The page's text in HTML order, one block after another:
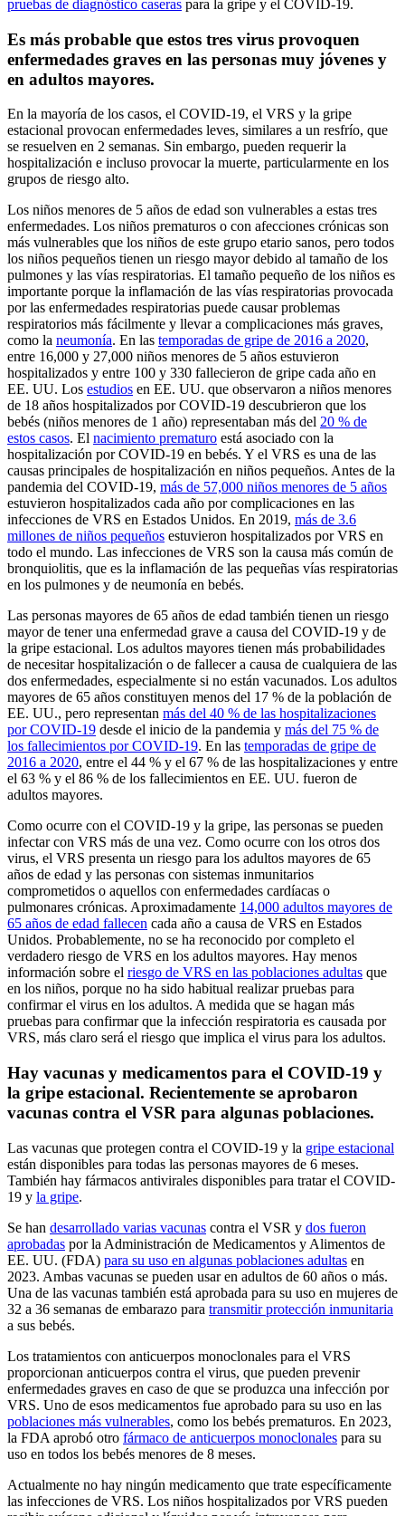
pruebas de diagnóstico caseras para la gripe y el COVID-19.
Es más probable que estos tres virus provoquen
enfermedades graves en las personas muy jóvenes y
en adultos mayores.
En la mayoría de los casos, el COVID-19, el VRS y la gripe
estacional provocan enfermedades leves, similares a un resfrío, que
se resuelven en 2 semanas. Sin embargo, pueden requerir la
hospitalización e incluso provocar la muerte, particularmente en los
grupos de riesgo alto.
Los niños menores de 5 años de edad son vulnerables a estas tres
enfermedades. Los niños prematuros o con afecciones crónicas son
más vulnerables que los niños de este grupo etario sanos, pero todos
los niños pequeños tienen un riesgo mayor debido al tamaño de los
pulmones y las vías respiratorias. El tamaño pequeño de los niños es
importante porque la inflamación de las vías respiratorias provocada
por las enfermedades respiratorias puede causar problemas
respiratorios más fácilmente y llevar a complicaciones más graves,
como la neumonía. En las temporadas de gripe de 2016 a 2020,
entre 16,000 y 27,000 niños menores de 5 años estuvieron
hospitalizados y entre 100 y 330 fallecieron de gripe cada año en
EE. UU. Los estudios en EE. UU. que observaron a niños menores
de 18 años hospitalizados por COVID-19 descubrieron que los
bebés (niños menores de 1 año) representaban más del 20 % de
estos casos. El nacimiento prematuro está asociado con la
hospitalización por COVID-19 en bebés. Y el VRS es una de las
causas principales de hospitalización en niños pequeños. Antes de la
pandemia del COVID-19, más de 57,000 niños menores de 5 años
estuvieron hospitalizados cada año por complicaciones en las
infecciones de VRS en Estados Unidos. En 2019, más de 3.6
millones de niños pequeños estuvieron hospitalizados por VRS en
todo el mundo. Las infecciones de VRS son la causa más común de
bronquiolitis, que es la inflamación de las pequeñas vías respiratorias
en los pulmones y de neumonía en bebés.
Las personas mayores de 65 años de edad también tienen un riesgo
mayor de tener una enfermedad grave a causa del COVID-19 y de
la gripe estacional. Los adultos mayores tienen más probabilidades
de necesitar hospitalización o de fallecer a causa de cualquiera de las
dos enfermedades, especialmente si no están vacunados. Los adultos
mayores de 65 años constituyen menos del 17 % de la población de
EE. UU., pero representan más del 40 % de las hospitalizaciones
por COVID-19 desde el inicio de la pandemia y más del 75 % de
los fallecimientos por COVID-19. En las temporadas de gripe de
2016 a 2020, entre el 44 % y el 67 % de las hospitalizaciones y entre
el 63 % y el 86 % de los fallecimientos en EE. UU. fueron de
adultos mayores.
Como ocurre con el COVID-19 y la gripe, las personas se pueden
infectar con VRS más de una vez. Como ocurre con los otros dos
virus, el VRS presenta un riesgo para los adultos mayores de 65
años de edad y las personas con sistemas inmunitarios
comprometidos o aquellos con enfermedades cardíacas o
pulmonares crónicas. Aproximadamente 14,000 adultos mayores de
65 años de edad fallecen cada año a causa de VRS en Estados
Unidos. Probablemente, no se ha reconocido por completo el
verdadero riesgo de VRS en los adultos mayores. Hay menos
información sobre el riesgo de VRS en las poblaciones adultas que
en los niños, porque no ha sido habitual realizar pruebas para
confirmar el virus en los adultos. A medida que se hagan más
pruebas para confirmar que la infección respiratoria es causada por
VRS, más claro será el riesgo que implica el virus para los adultos.
Hay vacunas y medicamentos para el COVID-19 y
la gripe estacional. Recientemente se aprobaron
vacunas contra el VSR para algunas poblaciones.
Las vacunas que protegen contra el COVID-19 y la gripe estacional
están disponibles para todas las personas mayores de 6 meses.
También hay fármacos antivirales disponibles para tratar el COVID-
19 y la gripe.
Se han desarrollado varias vacunas contra el VSR y dos fueron
aprobadas por la Administración de Medicamentos y Alimentos de
EE. UU. (FDA) para su uso en algunas poblaciones adultas en
2023. Ambas vacunas se pueden usar en adultos de 60 años o más.
Una de las vacunas también está aprobada para su uso en mujeres de
32 a 36 semanas de embarazo para transmitir protección inmunitaria
a sus bebés.
Los tratamientos con anticuerpos monoclonales para el VRS
proporcionan anticuerpos contra el virus, que pueden prevenir
enfermedades graves en caso de que se produzca una infección por
VRS. Uno de esos medicamentos fue aprobado para su uso en las
poblaciones más vulnerables, como los bebés prematuros. En 2023,
la FDA aprobó otro fármaco de anticuerpos monoclonales para su
uso en todos los bebés menores de 8 meses.
Actualmente no hay ningún medicamento que trate específicamente
las infecciones de VRS. Los niños hospitalizados por VRS pueden